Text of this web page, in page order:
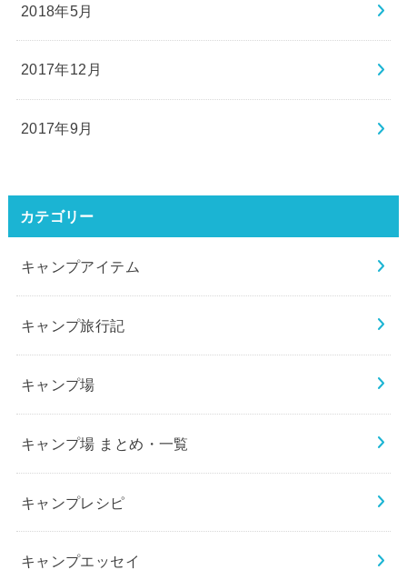
2018年5月
2017年12月
2017年9月
カテゴリー
キャンプアイテム
キャンプ旅行記
キャンプ場
キャンプ場 まとめ・一覧
キャンプレシピ
キャンプエッセイ